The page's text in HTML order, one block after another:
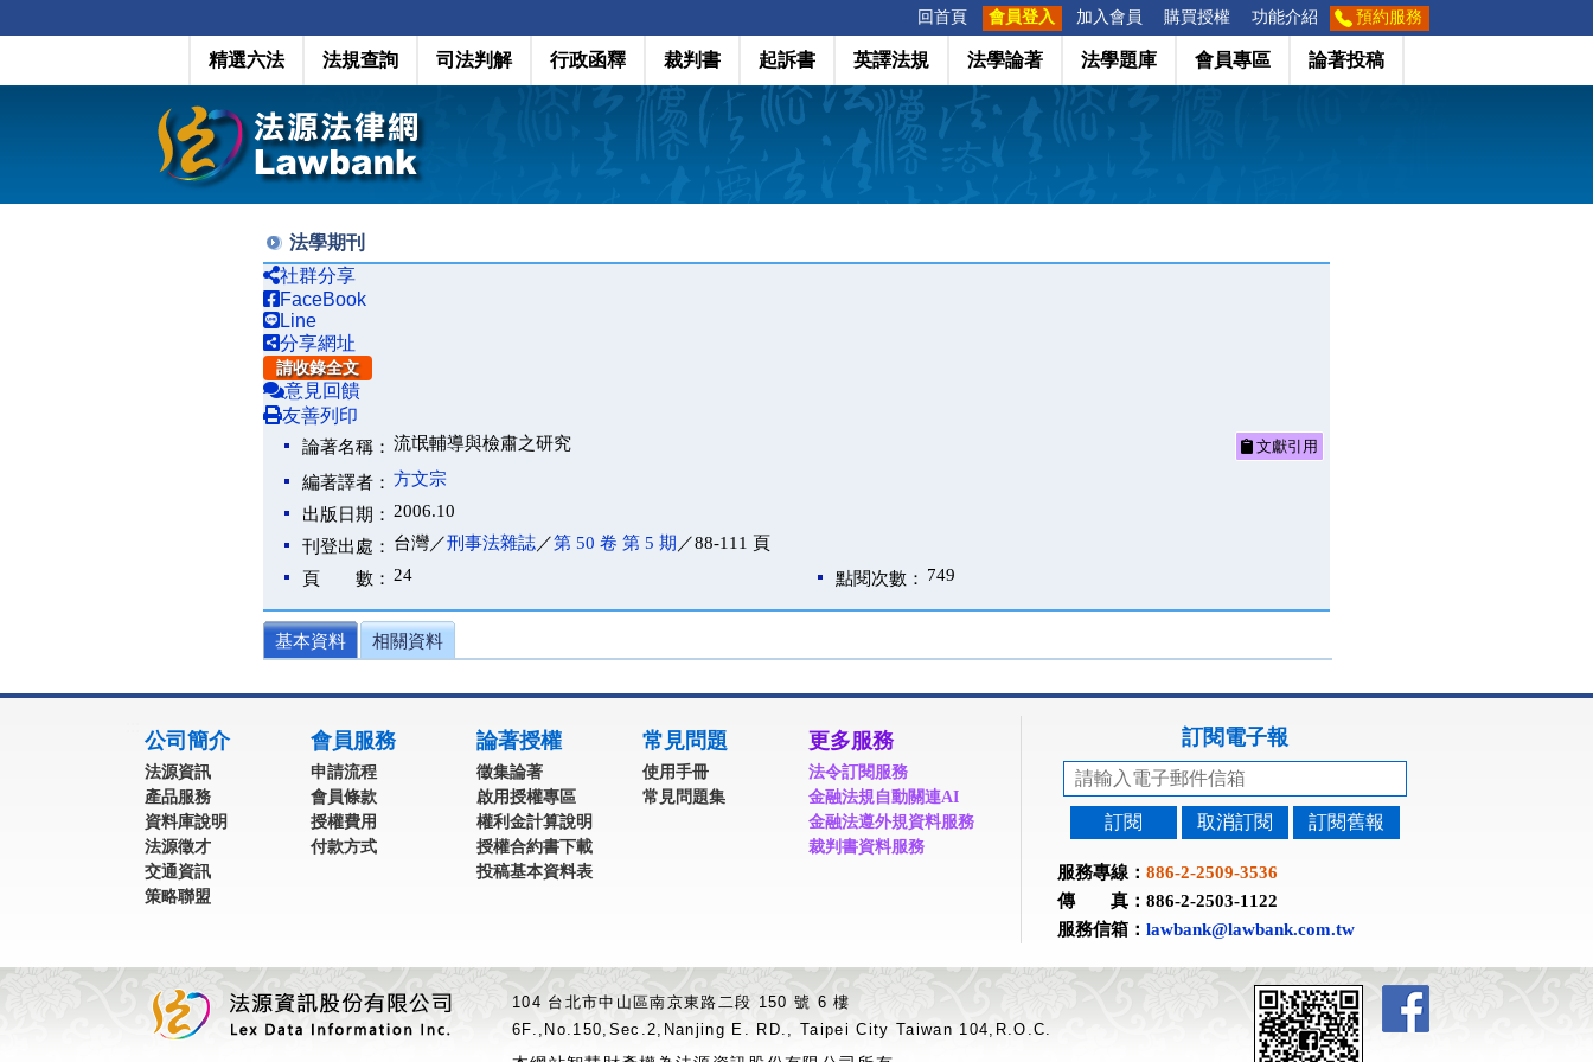
回首頁 會員登入 加入會員 購買授權 功能介紹 預約服務
精選六法 法規查詢 司法判解 行政函釋 裁判書 起訴書 英譯法規 法學論著 法學題庫 會員專區 論著投稿
法學期刊
社群分享
FaceBook
Line
分享網址
請收錄全文
意見回饋
友善列印
論著名稱： 流氓輔導與檢肅之研究 文獻引用
編著譯者： 方文宗
出版日期： 2006.10
刊登出處： 台灣／刑事法雜誌／第 50 卷 第 5 期 ／88-111 頁
頁 數： 24 點閱次數： 749
基本資料 相關資料
公司簡介
法源資訊
產品服務
資料庫說明
法源徵才
交通資訊
策略聯盟
會員服務
申請流程
會員條款
授權費用
付款方式
論著授權
徵集論著
啟用授權專區
權利金計算說明
授權合約書下載
投稿基本資料表
常見問題
使用手冊
常見問題集
更多服務
法令訂閱服務
金融法規自動關連AI
金融法遵外規資料服務
裁判書資料服務
訂閱電子報
訂閱 取消訂閱 訂閱舊報
服務專線： 886-2-2509-3536
傳 真：886-2-2503-1122
服務信箱： lawbank@lawbank.com.tw
104 台北市中山區南京東路二段 150 號 6 樓
6F.,No.150,Sec.2,Nanjing E. RD., Taipei City Taiwan 104,R.O.C.